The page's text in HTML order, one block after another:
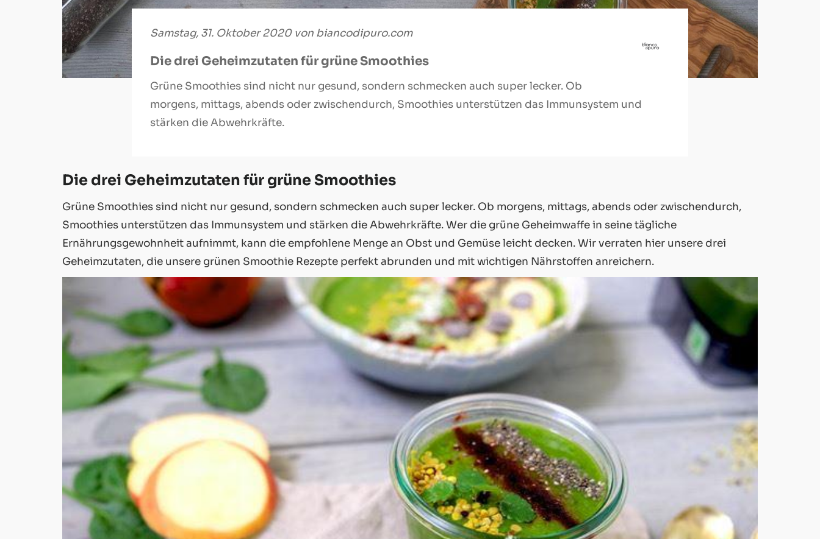
Samstag, 31. Oktober 2020 von biancodipuro.com
Die drei Geheimzutaten für grüne Smoothies
Grüne Smoothies sind nicht nur gesund, sondern schmecken auch super lecker. Ob
morgens, mittags, abends oder zwischendurch, Smoothies unterstützen das Immunsystem und
stärken die Abwehrkräfte.
Die drei Geheimzutaten für grüne Smoothies
Grüne Smoothies sind nicht nur gesund, sondern schmecken auch super lecker. Ob morgens, mittags, abends oder zwischendurch,
Smoothies unterstützen das Immunsystem und stärken die Abwehrkräfte. Wer die grüne Geheimwaffe in seine tägliche
Ernährungsgewohnheit aufnimmt, kann die empfohlene Menge an Obst und Gemüse leicht decken. Wir verraten hier unsere drei
Geheimzutaten, die unsere grünen Smoothie Rezepte perfekt abrunden und mit wichtigen Nährstoffen anreichern.